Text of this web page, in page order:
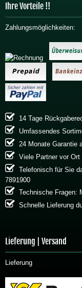
Ihre Vorteile !!
Zahlungsmöglichkeiten:
14 Tage
Umfassendes
24 Monate Garantie
Viele Partner vor Ort
Telefonisch für Sie
7891900
Technische Fragen:
Schnelle Lieferung
Lieferung | Versand
Lieferung